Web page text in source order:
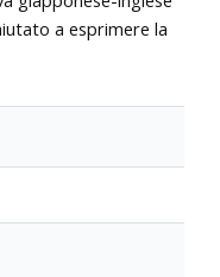
a esprimere la